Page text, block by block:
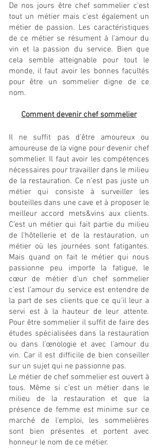
De nos jours être chef sommelier c’est
tout un métier mais c’est également un
métier de passion. Les caractéristiques
de ce métier se résument à l’amour du
vin et la passion du service. Bien que
cela semble atteignable pour tout le
monde, il faut avoir les bonnes facultés
pour être un sommelier digne de ce
nom.
Comment devenir chef sommelier
Il ne suffit pas d’être amoureux ou
amoureuse de la vigne pour devenir chef
sommelier. Il faut avoir les compétences
nécessaires pour travailler dans le milieu
de la restauration. Ce n'est pas juste un
métier qui consiste à surveiller les
bouteilles dans une cave et à proposer le
meilleur accord mets&vins aux clients.
C’est un métier qui fait partie du milieu
de l'hôtellerie et de la restauration, un
métier où les journées sont fatigantes.
Mais quand on fait le métier qui nous
passionne peu importe la fatigue, le
cœur de métier d’un chef sommelier
c’est l’amour du service est entendre de
la part de ses clients que ce qu’il leur a
servi est à la hauteur de leur attente.
Pour être sommelier il suffit de faire des
études spécialisées dans la restauration
ou dans l'œnologie et avec l’amour du
vin. Car il est difficile de bien conseiller
sur un sujet qui ne passionne pas.
Le métier de chef sommelier est ouvert à
tous. Même si c’est un métier dans le
milieu de la restauration et que la
présence de femme est minime sur ce
marché de l’emploi, les sommelières
sont bien présentes et portent avec
honneur le nom de ce métier.